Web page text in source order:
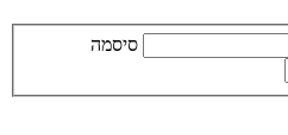
סיסמה